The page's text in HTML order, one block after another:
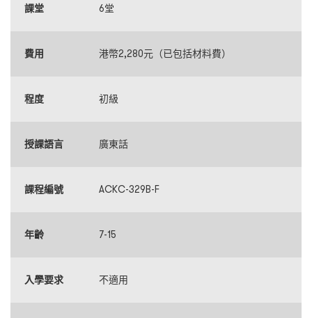
課堂 6堂
費用 港幣2,280元（已包括材料費）
程度 初級
授課語言 廣東話
課程編號 ACKC-329B-F
年齡 7-15
入學要求 不適用